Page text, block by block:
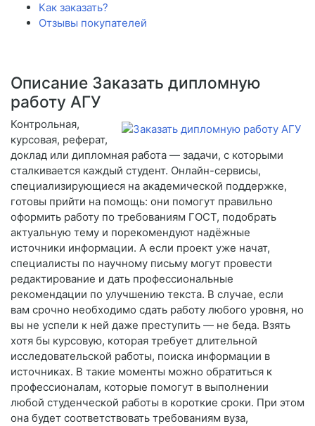
Как заказать?
Отзывы покупателей
Описание Заказать дипломную
работу АГУ
Контрольная,
курсовая, реферат,
доклад или дипломная работа — задачи, с которыми
сталкивается каждый студент. Онлайн-сервисы,
специализирующиеся на академической поддержке,
готовы прийти на помощь: они помогут правильно
оформить работу по требованиям ГОСТ, подобрать
актуальную тему и порекомендуют надёжные
источники информации. А если проект уже начат,
специалисты по научному письму могут провести
редактирование и дать профессиональные
рекомендации по улучшению текста. В случае, если
вам срочно необходимо сдать работу любого уровня, но
вы не успели к ней даже преступить — не беда. Взять
хотя бы курсовую, которая требует длительной
исследовательской работы, поиска информации в
источниках. В такие моменты можно обратиться к
профессионалам, которые помогут в выполнении
любой студенческой работы в короткие сроки. При этом
она будет соответствовать требованиям вуза,